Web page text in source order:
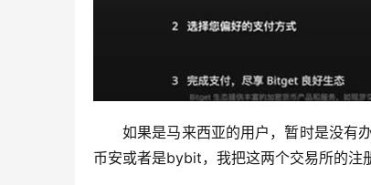
如果是马来西亚的用户，暂时是没有
币安或者是bybit，我把这两个交易所的注